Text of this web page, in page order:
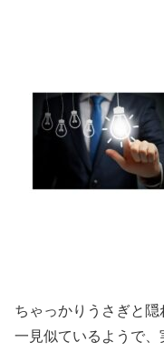
ちゃっかりうさぎと
一見似ているようで